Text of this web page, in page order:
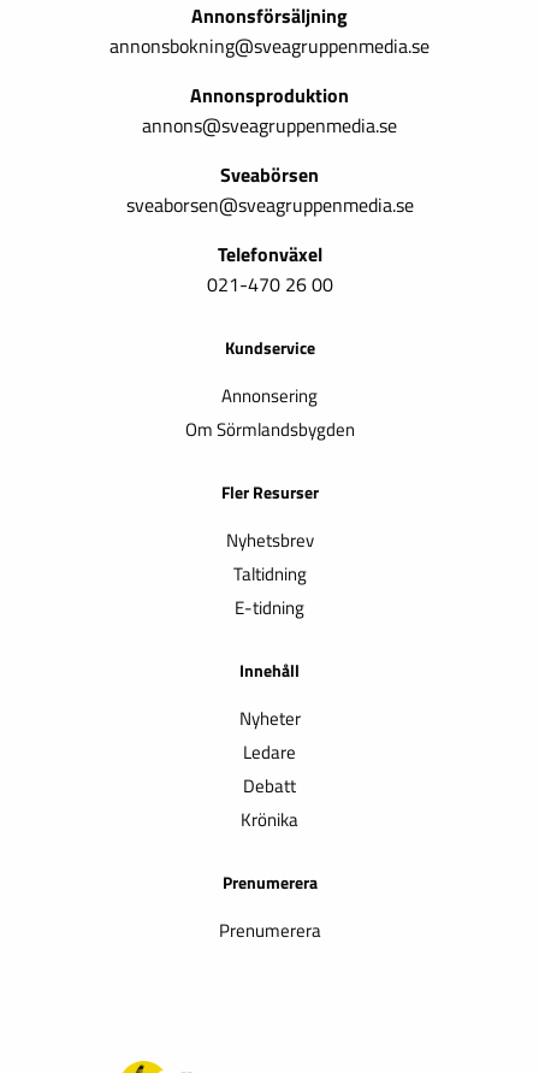
Annonsförsäljning
annonsbokning@sveagruppenmedia.se
Annonsproduktion
annons@sveagruppenmedia.se
Sveabörsen
sveaborsen@sveagruppenmedia.se
Telefonväxel
021-470 26 00
Kundservice
Annonsering
Om Sörmlandsbygden
Fler Resurser
Nyhetsbrev
Taltidning
E-tidning
Innehåll
Nyheter
Ledare
Debatt
Krönika
Prenumerera
Prenumerera